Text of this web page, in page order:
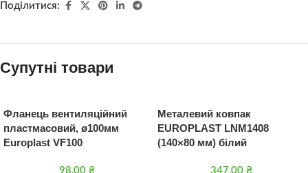
Поділитися:
Супутні товари
Фланець вентиляційний
пластмасовий, ø100мм
Europlast VF100
98,00 ₴
Металевий ковпак
EUROPLAST LNM1408
(140×80 мм) білий
347,00 ₴